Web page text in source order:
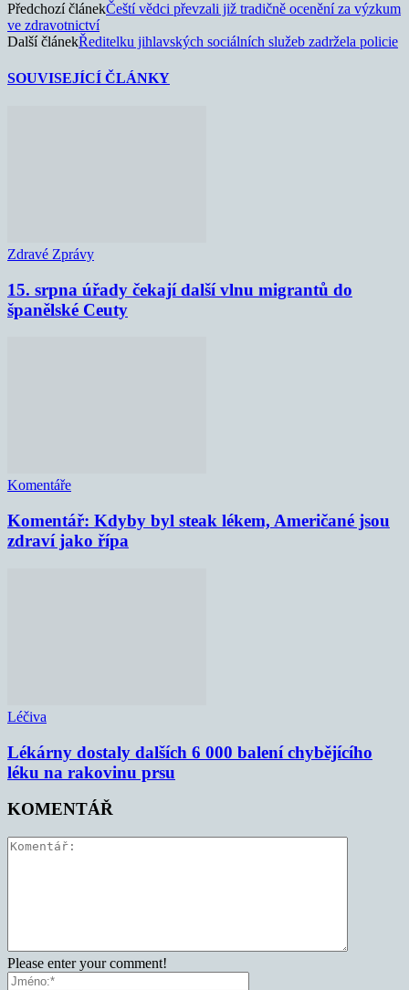
Předchozí článekČeští vědci převzali již tradičně ocenění za výzkum
ve zdravotnictví
Další článekŘeditelku jihlavských sociálních služeb zadržela policie
SOUVISEJÍCÍ ČLÁNKY
Zdravé Zprávy
15. srpna úřady čekají další vlnu migrantů do
španělské Ceuty
Komentáře
Komentář: Kdyby byl steak lékem, Američané jsou
zdraví jako řípa
Léčiva
Lékárny dostaly dalších 6 000 balení chybějícího
léku na rakovinu prsu
KOMENTÁŘ
Please enter your comment!